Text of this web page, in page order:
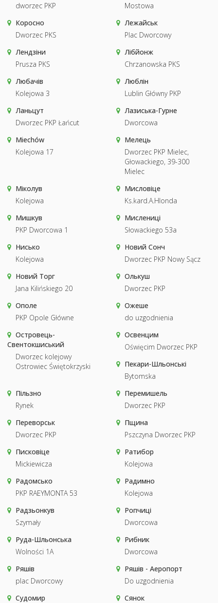
dworzec PKP
Mostowa
Коросно
Dworzec PKS
Лежайськ
Plac Dworcowy
Лендзіни
Prusza PKS
Лібйонж
Chrzanowska PKS
Любачів
Kolejowa 3
Люблін
Lublin Główny PKP
Ланьцут
Dworzec PKP Łańcut
Лазиська-Гурне
Dworcowa
Miechów
Kolejowa 17
Мелець
Dworzec PKP Mielec,
Głowackiego, 39-300
Mielec
Міколув
Kolejowa
Мисловіце
Ks.kard.A.Hlonda
Мишкув
PKP Dworcowa 1
Мислениці
Słowackiego 53a
Нисько
Kolejowa
Новий Сонч
Dworzec PKP Nowy Sącz
Новий Торг
Jana Kilińskiego 20
Олькуш
Dworzec PKP
Ополе
PKP Opole Główne
Ожеше
do uzgodnienia
Островець-
Свентокшиський
Dworzec kolejowy
Ostrowiec Świętokrzyski
Освенцим
Oświęcim Dworzec PKP
Пекари-Шльонські
Bytomska
Пільзно
Rynek
Перемишель
Dworzec PKP
Переворськ
Dworzec PKP
Пщина
Pszczyna Dworzec PKP
Писковіце
Mickiewicza
Ратибор
Kolejowa
Радомсько
PKP RAEYMONTA 53
Радимно
Kolejowa
Радзьонкув
Szymały
Ропчиці
Dworcowa
Руда-Шльонська
Wolności 1A
Рибник
Dworcowa
Ряшів
plac Dworcowy
Ряшів - Аеропорт
Do uzgodnienia
Судомир
Сянок